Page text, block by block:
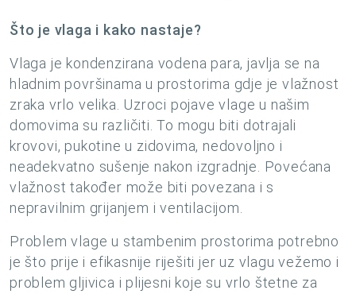
Što je vlaga i kako nastaje?
Vlaga je kondenzirana vodena para, javlja se na
hladnim površinama u prostorima gdje je vlažnost
zraka vrlo velika. Uzroci pojave vlage u našim
domovima su različiti. To mogu biti dotrajali
krovovi, pukotine u zidovima, nedovoljno i
neadekvatno sušenje nakon izgradnje. Povećana
vlažnost također može biti povezana i s
nepravilnim grijanjem i ventilacijom.
Problem vlage u stambenim prostorima potrebno
je što prije i efikasnije riješiti jer uz vlagu vežemo i
problem gljivica i plijesni koje su vrlo štetne za